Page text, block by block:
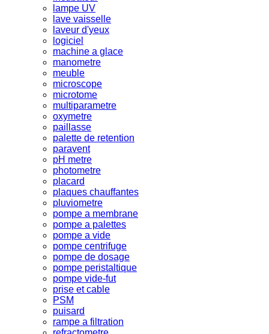
lampe UV
lave vaisselle
laveur d'yeux
logiciel
machine a glace
manometre
meuble
microscope
microtome
multiparametre
oxymetre
paillasse
palette de retention
paravent
pH metre
photometre
placard
plaques chauffantes
pluviometre
pompe a membrane
pompe a palettes
pompe a vide
pompe centrifuge
pompe de dosage
pompe peristaltique
pompe vide-fut
prise et cable
PSM
puisard
rampe a filtration